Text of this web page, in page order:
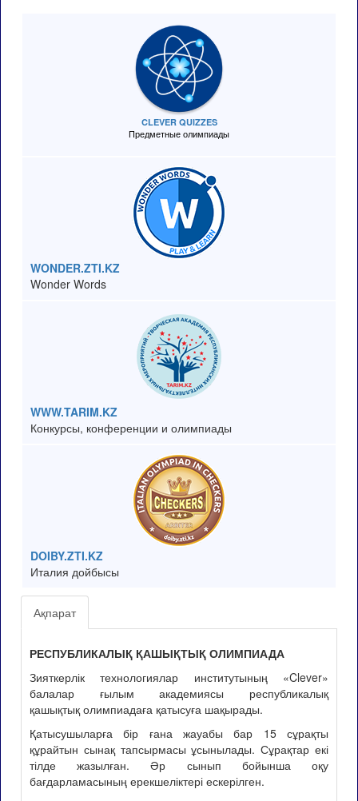
CLEVER QUIZZES
Предметные олимпиады
WONDER.ZTI.KZ
Wonder Words
WWW.TARIM.KZ
Конкурсы, конференции и олимпиады
DOIBY.ZTI.KZ
Италия дойбысы
Ақпарат
РЕСПУБЛИКАЛЫҚ ҚАШЫҚТЫҚ ОЛИМПИАДА
Зияткерлік технологиялар институтының «Clever»
балалар ғылым академиясы республикалық
қашықтық олимпиадаға қатысуға шақырады.
Қатысушыларға бір ғана жауабы бар 15 сұрақты
құрайтын сынақ тапсырмасы ұсынылады. Сұрақтар екі
тілде жазылған. Әр сынып бойынша оқу
бағдарламасының ерекшеліктері ескерілген.